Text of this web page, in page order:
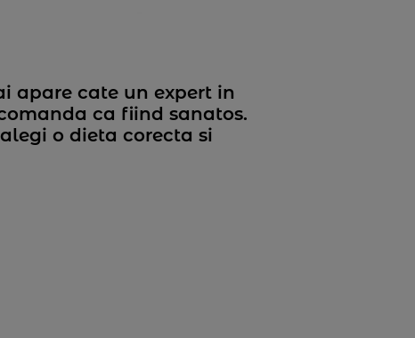
apare cate un expert in
ca fiind sanatos.
o dieta corecta si